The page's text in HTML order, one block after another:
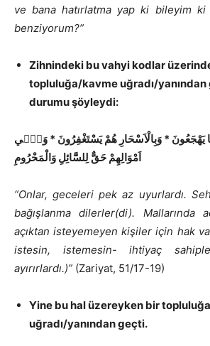
ve bana hatırlatma yap ki bileyim
benziyorum?”
Zihnindeki bu vahyi kodlar
topluluğa/kavme uğradı/
durumu şöyleydi:
يَهْجَعُونَ * وَبِالْاَسْحَارِ هُمْ يَسْتَغْفِرُونَ * وَف۪ٓي
اَمْوَالِهِمْ حَقٌّ لِلسَّٓائِلِ وَالْمَحْرُومِ
“Onlar, geceleri pek az uyurlardı.
bağışlanma dilerler(di). Mallarında
açıktan isteyemeyen kişiler için hak
istesin, istemesin- ihtiyaç
ayırırlardı.)” (Zariyat, 51/17-19)
Yine bu hal üzereyken bir
uğradı/yanından geçti.